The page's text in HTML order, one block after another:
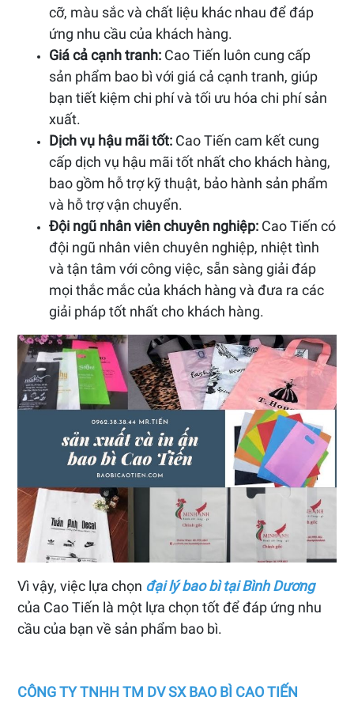
cỡ, màu sắc và chất liệu khác nhau để đáp
ứng nhu cầu của khách hàng.
Giá cả cạnh tranh: Cao Tiến luôn cung cấp
sản phẩm bao bì với giá cả cạnh tranh, giúp
bạn tiết kiệm chi phí và tối ưu hóa chi phí sản
xuất.
Dịch vụ hậu mãi tốt: Cao Tiến cam kết cung
cấp dịch vụ hậu mãi tốt nhất cho khách hàng,
bao gồm hỗ trợ kỹ thuật, bảo hành sản phẩm
và hỗ trợ vận chuyển.
Đội ngũ nhân viên chuyên nghiệp: Cao Tiến có
đội ngũ nhân viên chuyên nghiệp, nhiệt tình
và tận tâm với công việc, sẵn sàng giải đáp
mọi thắc mắc của khách hàng và đưa ra các
giải pháp tốt nhất cho khách hàng.
Vì vậy, việc lựa chọn đại lý bao bì tại Bình Dương
của Cao Tiến là một lựa chọn tốt để đáp ứng nhu
cầu của bạn về sản phẩm bao bì.
CÔNG TY TNHH TM DV SX BAO BÌ CAO TIẾN